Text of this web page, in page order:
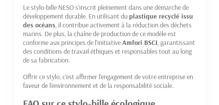
Le stylo-bille NESO s'inscrit pleinement dans une démarche de
développement durable. En utilisant du plastique recyclé issu
des océans, il contribue activement à la réduction des déchets
marins. De plus, la chaîne de production de ce modèle est
conforme aux principes de l'initiativeAmfori BSCI, garantissant
des conditions de travail éthiques et responsables tout au long
de sa fabrication.
Offrir ce stylo, c'est affirmer l'engagement de votre entreprise en
faveur de l'environnement et de la responsabilité sociale.